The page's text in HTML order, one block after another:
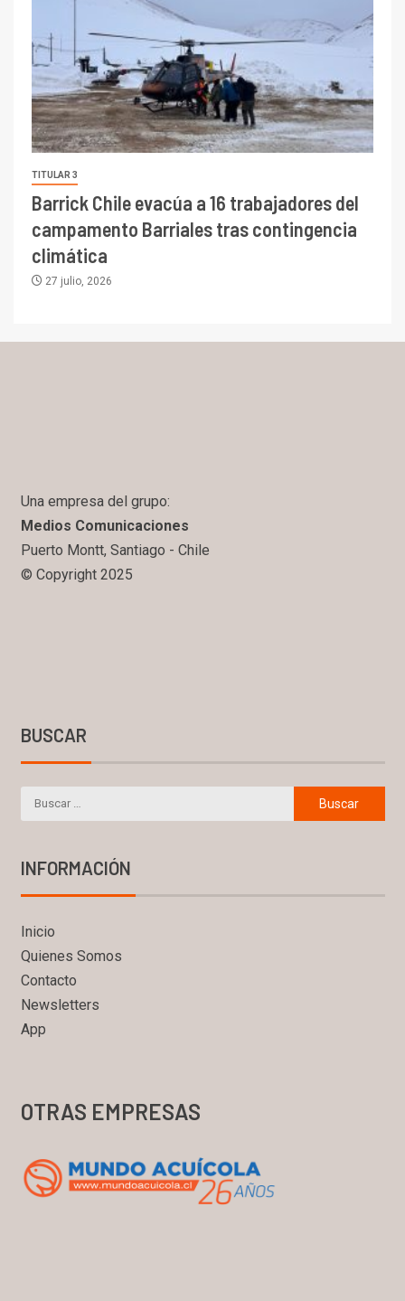
TITULAR 3
Barrick Chile evacúa a 16 trabajadores del
campamento Barriales tras contingencia
climática
27 julio, 2026
Una empresa del grupo:
Medios Comunicaciones
Puerto Montt, Santiago - Chile
© Copyright 2025
BUSCAR
INFORMACIÓN
Inicio
Quienes Somos
Contacto
Newsletters
App
OTRAS EMPRESAS